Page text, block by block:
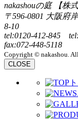
nakashouの庭 【株
〒596-0801 大阪府
8-10
tel:0120-412-845
fax:072-448-5118
Copyright © nakashou.
CLOSE